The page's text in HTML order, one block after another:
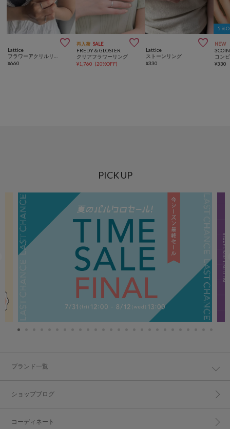

Lattice
¥660
再入荷 SALE 
FREDY & GLOSTER
クリアフラワーリング
¥1,760 (20%OFF)

Lattice
ストーンリング
¥330
5％
NEW
¥330
PICK UP
ブランド一覧
ショップブログ
コーディネート